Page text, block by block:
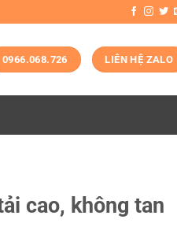
0966.068.726 LIÊN HỆ ZALO
cao, không tan